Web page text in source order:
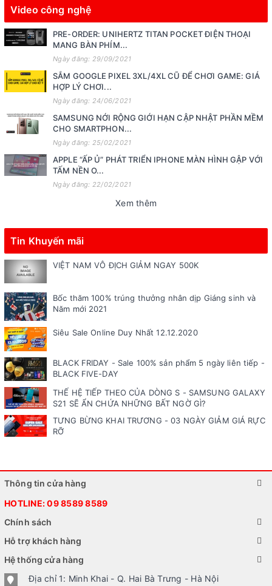
Video công nghệ
PRE-ORDER: UNIHERTZ TITAN POCKET ĐIỆN THOẠI
MANG BÀN PHÍM...
Ngày đăng: 29/09/2021
SẮM GOOGLE PIXEL 3XL/4XL CŨ ĐỂ CHƠI GAME: GIÁ
HỢP LÝ CHƠI...
Ngày đăng: 24/06/2021
SAMSUNG NỚI RỘNG GIỚI HẠN CẬP NHẬT PHẦN MỀM
CHO SMARTPHON...
Ngày đăng: 25/02/2021
APPLE “ẤP Ủ” PHÁT TRIỂN IPHONE MÀN HÌNH GẬP VỚI
TẤM NỀN O...
Ngày đăng: 22/02/2021
Xem thêm
Tin Khuyến mãi
VIỆT NAM VÔ ĐỊCH GIẢM NGAY 500K
Bốc thăm 100% trúng thưởng nhân dịp Giáng sinh và
Năm mới 2021
Siêu Sale Online Duy Nhất 12.12.2020
BLACK FRIDAY - Sale 100% sản phẩm 5 ngày liên tiếp -
BLACK FIVE-DAY
THẾ HỆ TIẾP THEO CỦA DÒNG S - SAMSUNG GALAXY
S21 SẼ ẨN CHỨA NHỮNG BẤT NGỜ GÌ?
TƯNG BỪNG KHAI TRƯƠNG - 03 NGÀY GIẢM GIÁ RỰC
RỠ
Thông tin cửa hàng
HOTLINE:09 8589 8589
Chính sách
Hỗ trợ khách hàng
Hệ thống cửa hàng
Địa chỉ 1: Minh Khai - Q. Hai Bà Trưng - Hà Nội